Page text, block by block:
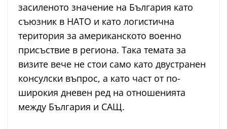
засиленото значение на България като
съюзник в НАТО и като логистична
територия за американското военно
присъствие в региона. Така темата за
визите вече не стои само като двустранен
консулски въпрос, а като част от по-
широкия дневен ред на отношенията
между България и САЩ.